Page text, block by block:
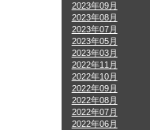
2023年09月
2023年08月
2023年07月
2023年05月
2023年03月
2022年11月
2022年10月
2022年09月
2022年08月
2022年07月
2022年06月